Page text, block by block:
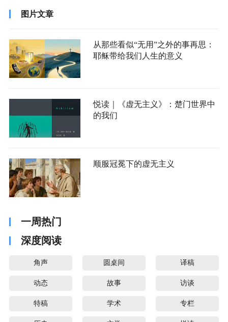
图片文章
从那些看似“无用”之外的事再思：
耶稣带给我们人生的意义
悦读｜《虚无主义》：楚门世界中
的我们
顺服冠冕下的虚无主义
一周热门
深度阅读
角声 圆桌间 译稿
动态 故事 访谈
特稿 学术 专栏